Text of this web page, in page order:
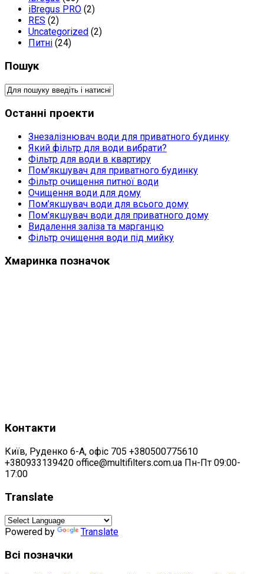
iBregus PRO (2)
RES (2)
Uncategorized (2)
Питні (24)
Пошук
Останні проекти
Знезалізнювач води для приватного будинку
Який фільтр для води вибрати?
Фільтр для води в квартиру
Пом’якшувач для приватного будинку
Фільтр очищення питної води
Очищення води для дому
Пом’якшувач води для всього дому
Пом’якшувач води для приватного дому
Видалення заліза та марганцю
Фільтр очищення води під мийку
Хмаринка позначок
Контакти
Київ, Руденко 6-А, офіс 705 +380500775610
+380933139420 office@multifilters.com.ua Пн-Пт 09:00-
17:00
Translate
Powered by Translate
Всі позначки